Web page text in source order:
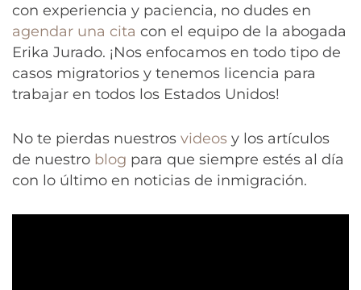
con experiencia y paciencia, no dudes en
agendar una cita con el equipo de la abogada
Erika Jurado. ¡Nos enfocamos en todo tipo de
casos migratorios y tenemos licencia para
trabajar en todos los Estados Unidos!
No te pierdas nuestros videos y los artículos
de nuestro blog para que siempre estés al día
con lo último en noticias de inmigración.